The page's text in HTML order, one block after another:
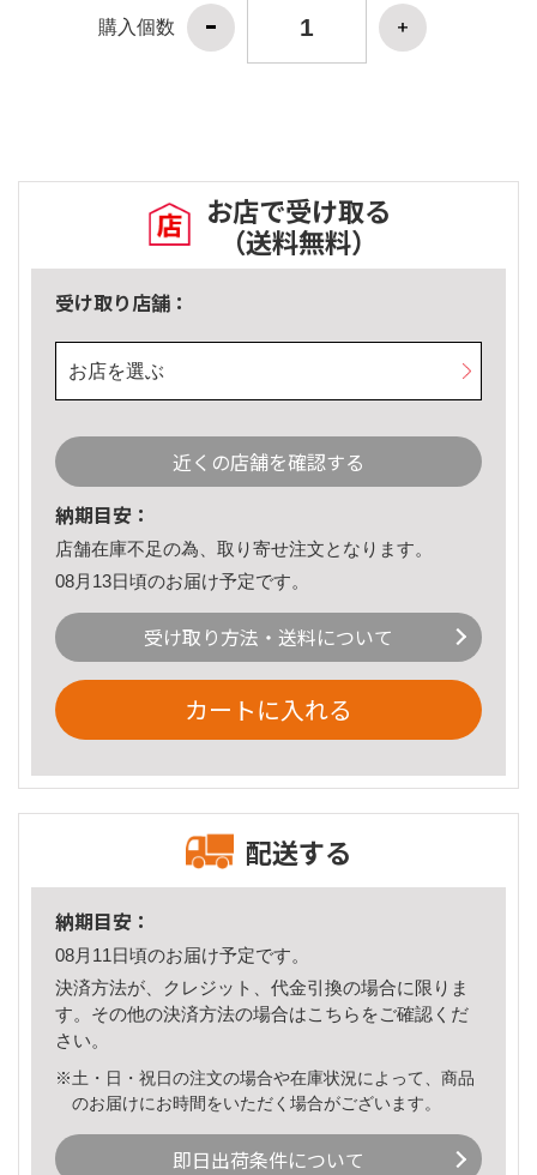
購入個数
お店で受け取る
（送料無料）
受け取り店舗：
お店を選ぶ
近くの店舗を確認する
納期目安：
店舗在庫不足の為、取り寄せ注文となります。
08月13日頃のお届け予定です。
受け取り方法・送料について
カートに入れる
配送する
納期目安：
08月11日頃のお届け予定です。
決済方法が、クレジット、代金引換の場合に限りま
す。その他の決済方法の場合はこちら をご確認くだ
さい。
※土・日・祝日の注文の場合や在庫状況によって、商品
のお届けにお時間をいただく場合がございます。
即日出荷条件について